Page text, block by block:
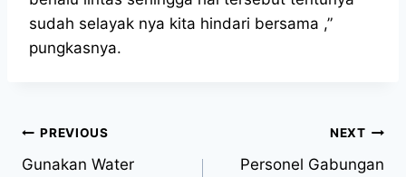
sudah selayak nya kita hindari bersama ,”
pungkasnya.
PREVIOUS
Gunakan Water
NEXT
Personel Gabungan